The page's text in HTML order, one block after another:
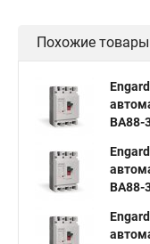
Похожие товары
ВА88-
ВА88-